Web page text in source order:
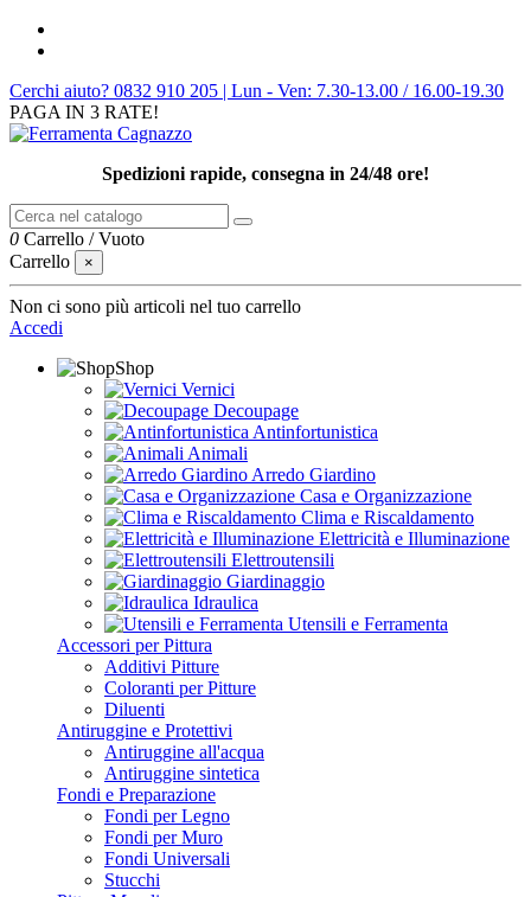
Cerchi aiuto? 0832 910 205 | Lun - Ven: 7.30-13.00 / 16.00-19.30
PAGA IN 3 RATE!
Spedizioni rapide, consegna in 24/48 ore!
0 Carrello /Vuoto
Carrello
×
Non ci sono più articoli nel tuo carrello
Accedi
Shop
Vernici
Decoupage
Antinfortunistica
Animali
Arredo Giardino
Casa e Organizzazione
Clima e Riscaldamento
Elettricità e Illuminazione
Elettroutensili
Giardinaggio
Idraulica
Utensili e Ferramenta
Accessori per Pittura
Additivi Pitture
Coloranti per Pitture
Diluenti
Antiruggine e Protettivi
Antiruggine all'acqua
Antiruggine sintetica
Fondi e Preparazione
Fondi per Legno
Fondi per Muro
Fondi Universali
Stucchi